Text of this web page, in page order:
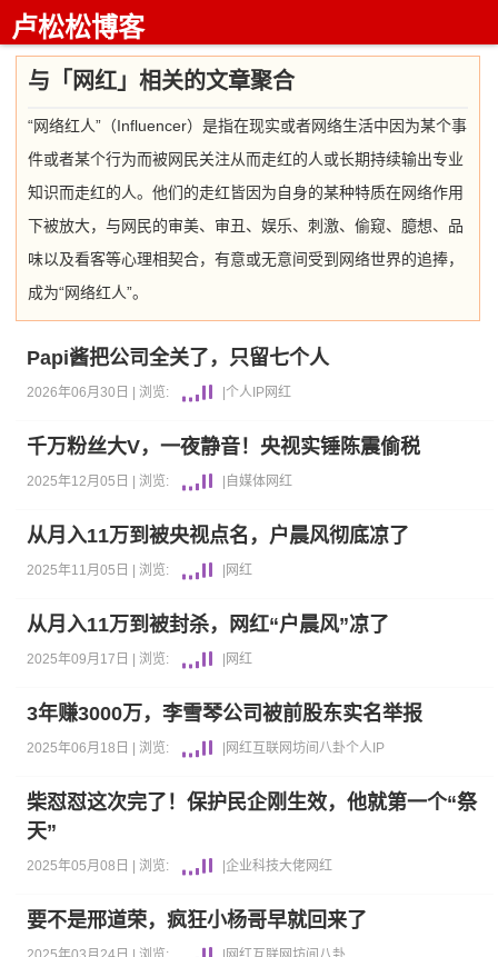
卢松松博客
与「网红」相关的文章聚合
“网络红人”（Influencer）是指在现实或者网络生活中因为某个事
件或者某个行为而被网民关注从而走红的人或长期持续输出专业
知识而走红的人。他们的走红皆因为自身的某种特质在网络作用
下被放大，与网民的审美、审丑、娱乐、刺激、偷窥、臆想、品
味以及看客等心理相契合，有意或无意间受到网络世界的追捧，
成为“网络红人”。
Papi酱把公司全关了，只留七个人
2026年06月30日 | 浏览: 个人IP网红
千万粉丝大V，一夜静音！央视实锤陈震偷税
2025年12月05日 | 浏览: 自媒体网红
从月入11万到被央视点名，户晨风彻底凉了
2025年11月05日 | 浏览: 网红
从月入11万到被封杀，网红“户晨风”凉了
2025年09月17日 | 浏览: 网红
3年赚3000万，李雪琴公司被前股东实名举报
2025年06月18日 | 浏览: 网红互联网坊间八卦个人IP
柴怼怼这次完了！保护民企刚生效，他就第一个“祭
天”
2025年05月08日 | 浏览: |企业科技大佬网红
要不是邢道荣，疯狂小杨哥早就回来了